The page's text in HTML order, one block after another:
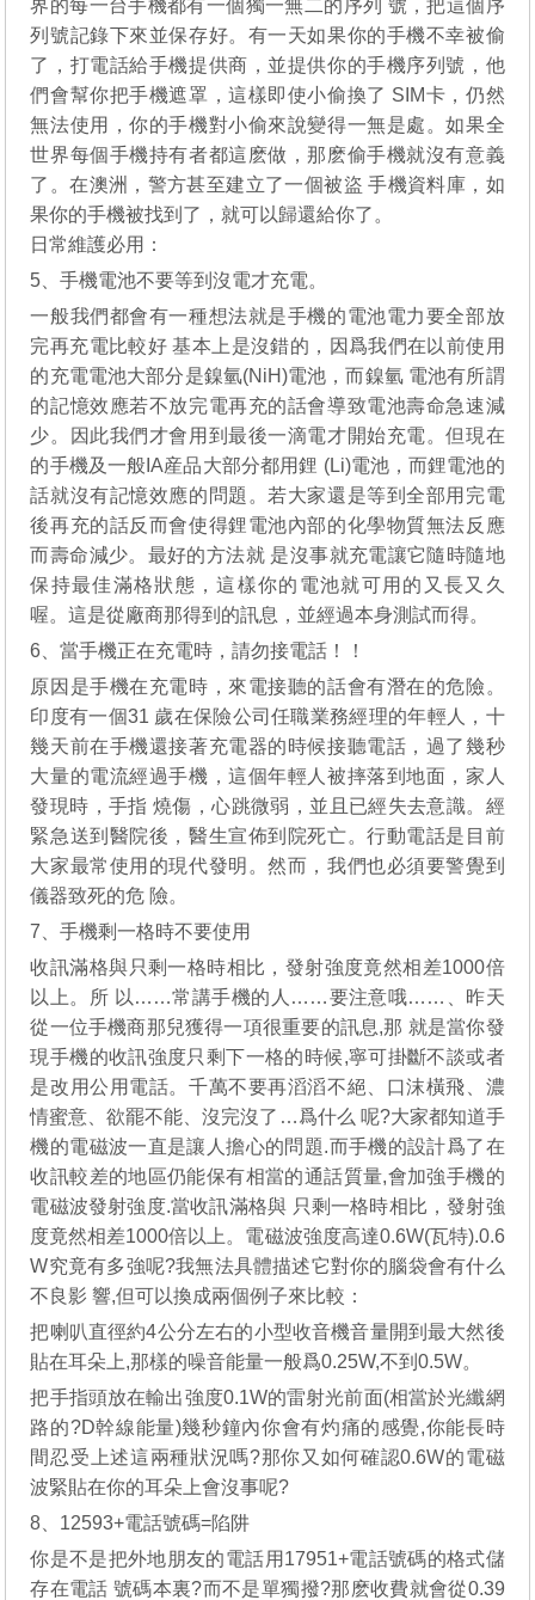
界的每一台手機都有一個獨一無二的序列 號，把這個序
列號記錄下來並保存好。有一天如果你的手機不幸被偷
了，打電話給手機提供商，並提供你的手機序列號，他
們會幫你把手機遮罩，這樣即使小偷換了 SIM卡，仍然
無法使用，你的手機對小偷來說變得一無是處。如果全
世界每個手機持有者都這麽做，那麽偷手機就沒有意義
了。在澳洲，警方甚至建立了一個被盜 手機資料庫，如
果你的手機被找到了，就可以歸還給你了。
日常維護必用：
5、手機電池不要等到沒電才充電。
一般我們都會有一種想法就是手機的電池電力要全部放
完再充電比較好 基本上是沒錯的，因爲我們在以前使用
的充電電池大部分是鎳氫(NiH)電池，而鎳氫 電池有所謂
的記憶效應若不放完電再充的話會導致電池壽命急速減
少。因此我們才會用到最後一滴電才開始充電。但現在
的手機及一般IA産品大部分都用鋰 (Li)電池，而鋰電池的
話就沒有記憶效應的問題。若大家還是等到全部用完電
後再充的話反而會使得鋰電池內部的化學物質無法反應
而壽命減少。最好的方法就 是沒事就充電讓它隨時隨地
保持最佳滿格狀態，這樣你的電池就可用的又長又久
喔。這是從廠商那得到的訊息，並經過本身測試而得。
6、當手機正在充電時，請勿接電話！！
原因是手機在充電時，來電接聽的話會有潛在的危險。
印度有一個31 歲在保險公司任職業務經理的年輕人，十
幾天前在手機還接著充電器的時候接聽電話，過了幾秒
大量的電流經過手機，這個年輕人被摔落到地面，家人
發現時，手指 燒傷，心跳微弱，並且已經失去意識。經
緊急送到醫院後，醫生宣佈到院死亡。行動電話是目前
大家最常使用的現代發明。然而，我們也必須要警覺到
儀器致死的危 險。
7、手機剩一格時不要使用
收訊滿格與只剩一格時相比，發射強度竟然相差1000倍
以上。所 以……常講手機的人……要注意哦……、昨天
從一位手機商那兒獲得一項很重要的訊息,那 就是當你發
現手機的收訊強度只剩下一格的時候,寧可掛斷不談或者
是改用公用電話。千萬不要再滔滔不絕、口沫橫飛、濃
情蜜意、欲罷不能、沒完沒了…爲什么 呢?大家都知道手
機的電磁波一直是讓人擔心的問題.而手機的設計爲了在
收訊較差的地區仍能保有相當的通話質量,會加強手機的
電磁波發射強度.當收訊滿格與 只剩一格時相比，發射強
度竟然相差1000倍以上。電磁波強度高達0.6W(瓦特).0.6
W究竟有多強呢?我無法具體描述它對你的腦袋會有什么
不良影 響,但可以換成兩個例子來比較：
把喇叭直徑約4公分左右的小型收音機音量開到最大然後
貼在耳朵上,那樣的噪音能量一般爲0.25W,不到0.5W。
把手指頭放在輸出強度0.1W的雷射光前面(相當於光纖網
路的?D幹線能量)幾秒鐘內你會有灼痛的感覺,你能長時
間忍受上述這兩種狀況嗎?那你又如何確認0.6W的電磁
波緊貼在你的耳朵上會沒事呢?
8、12593+電話號碼=陷阱
你是不是把外地朋友的電話用17951+電話號碼的格式儲
存在電話 號碼本裏?而不是單獨撥?那麽收費就會從0.39